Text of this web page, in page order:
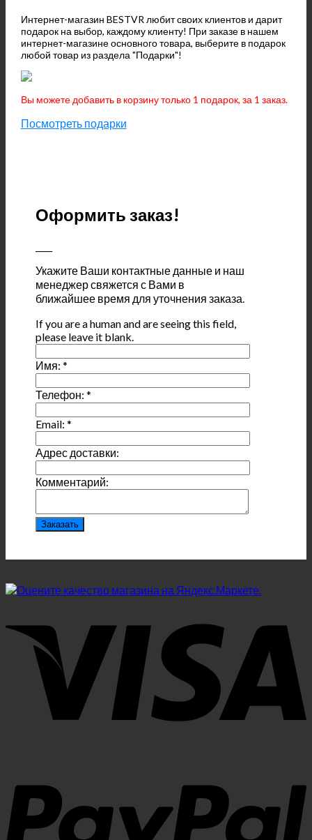
Интернет-магазин BESTVR любит своих клиентов и дарит
подарок на выбор, каждому клиенту! При заказе в нашем
интернет-магазине основного товара, выберите в подарок
любой товар из раздела "Подарки"!
Вы можете добавить в корзину только 1 подарок, за 1 заказ.
Посмотреть подарки
Оформить заказ!
Укажите Ваши контактные данные и наш
менеджер свяжется с Вами в
ближайшее время для уточнения заказа.
If you are a human and are seeing this field,
please leave it blank.
Имя:*
Телефон:*
Email:*
Адрес доставки:
Комментарий: